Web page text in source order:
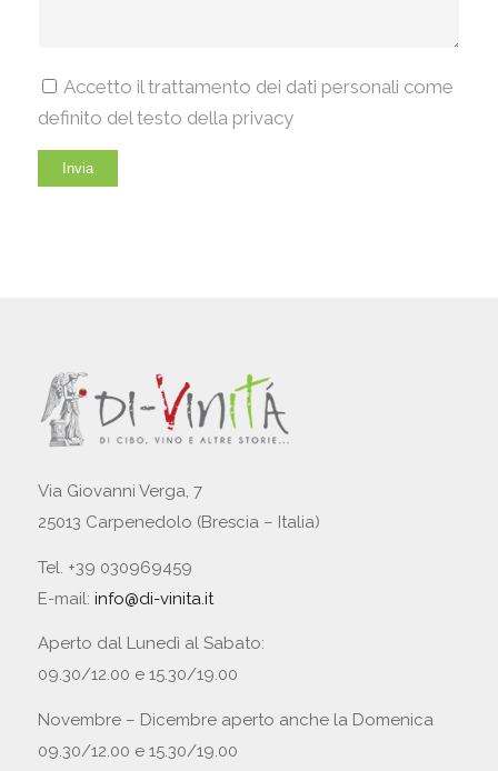
Accetto il trattamento dei dati personali come
definito del testo della privacy
Via Giovanni Verga, 7
25013 Carpenedolo (Brescia – Italia)
Tel. +39 030969459
E-mail: info@di-vinita.it
Aperto dal Lunedì al Sabato:
09.30/12.00 e 15.30/19.00
Novembre – Dicembre aperto anche la Domenica
09.30/12.00 e 15.30/19.00